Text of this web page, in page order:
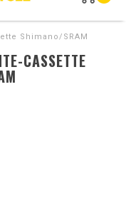
Shimano/SRAM
CASSETTE